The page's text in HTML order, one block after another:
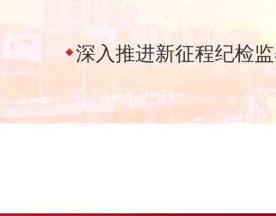
深入推进新征程纪检